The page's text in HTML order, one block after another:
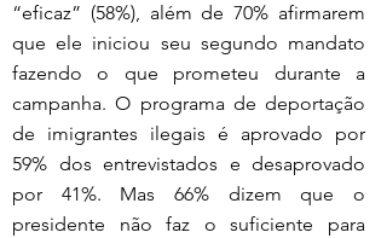
“eficaz” (58%), além de 70% afirmarem
que ele iniciou seu segundo mandato
fazendo o que prometeu durante a
campanha. O programa de deportação
de imigrantes ilegais é aprovado por
59% dos entrevistados e desaprovado
por 41%. Mas 66% dizem que o
presidente não faz o suficiente para